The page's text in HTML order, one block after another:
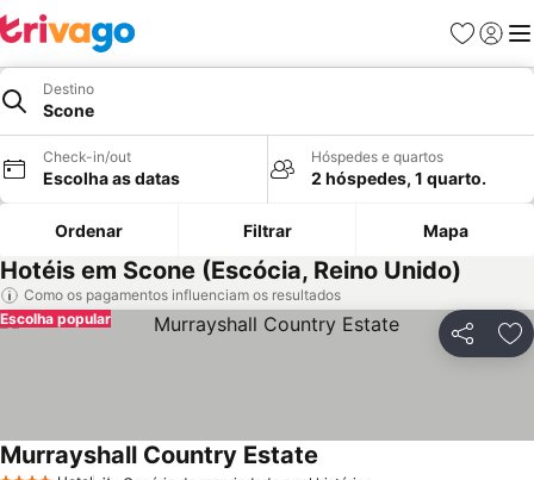
Favoritos
Iniciar
Destino
Scone
Check-in/out
Escolha as datas
Hóspedes e quartos
2 hóspedes, 1 quarto.
Ordenar Filtrar Mapa
Hotéis em Scone (Escócia, Reino Unido)
Como os pagamentos influenciam os resultados
Partilhar
Escolha popular
Murrayshall Country Estate